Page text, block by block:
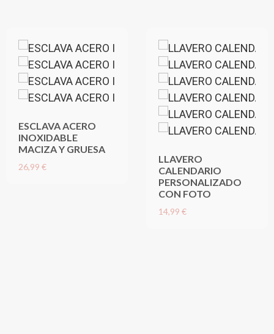
ESCLAVA ACERO
INOXIDABLE
MACIZA Y GRUESA
26,99 €
LLAVERO
CALENDARIO
PERSONALIZADO
CON FOTO
14,99 €